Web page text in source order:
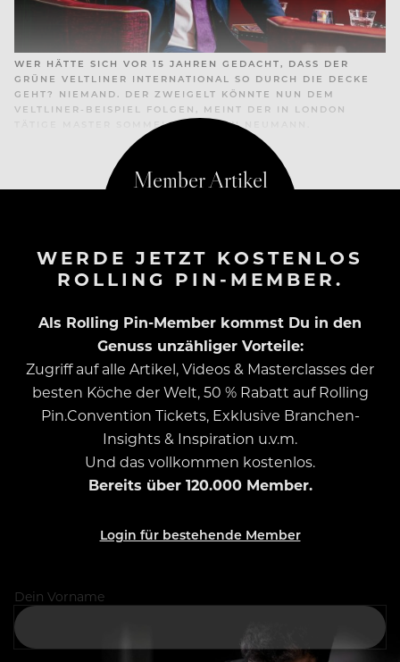
WER HÄTTE SICH VOR 15 JAHREN GEDACHT, DASS DER
GRÜNE VELTLINER INTERNATIONAL SO DURCH DIE DECKE
GEHT? NIEMAND. DER ZWEIGELT KÖNNTE NUN DEM
VELTLINER-BEISPIEL FOLGEN, MEINT DER IN LONDON
TÄTIGE MASTER SOMMELIER STEFAN NEUMANN.
WERDE JETZT KOSTENLOS
ROLLING PIN-MEMBER.
Als Rolling Pin-Member kommst Du in den
Genuss unzähliger Vorteile:
Zugriff auf alle Artikel, Videos & Masterclasses der
besten Köche der Welt, 50 % Rabatt auf Rolling
Pin.Convention Tickets, Exklusive Branchen-
Insights & Inspiration u.v.m.
Und das vollkommen kostenlos.
Bereits über 120.000 Member.
Login für bestehende Member
Dein Vorname